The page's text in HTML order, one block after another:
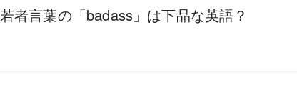
若者言葉の「badass」は下品な英語？